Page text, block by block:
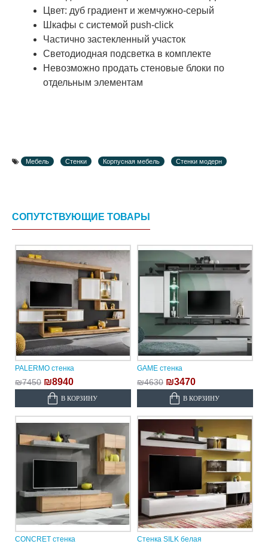
Цвет: дуб градиент и жемчужно-серый
Шкафы с системой push-click
Частично застекленный участок
Светодиодная подсветка в комплекте
Невозможно продать стеновые блоки по
отдельным элементам
Мебель Стенки Корпусная мебель Стенки модерн
СОПУТСТВУЮЩИЕ ТОВАРЫ
PALERMO стенка
₪7450 ₪8940
В КОРЗИНУ
GAME стенка
₪4630 ₪3470
В КОРЗИНУ
CONCRET стенка Стенка SILK белая